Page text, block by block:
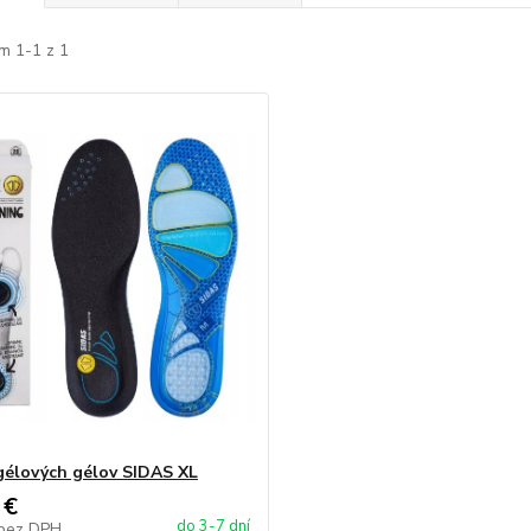
1-1 z 1
gélov SIDAS XL
do 3-7 dní